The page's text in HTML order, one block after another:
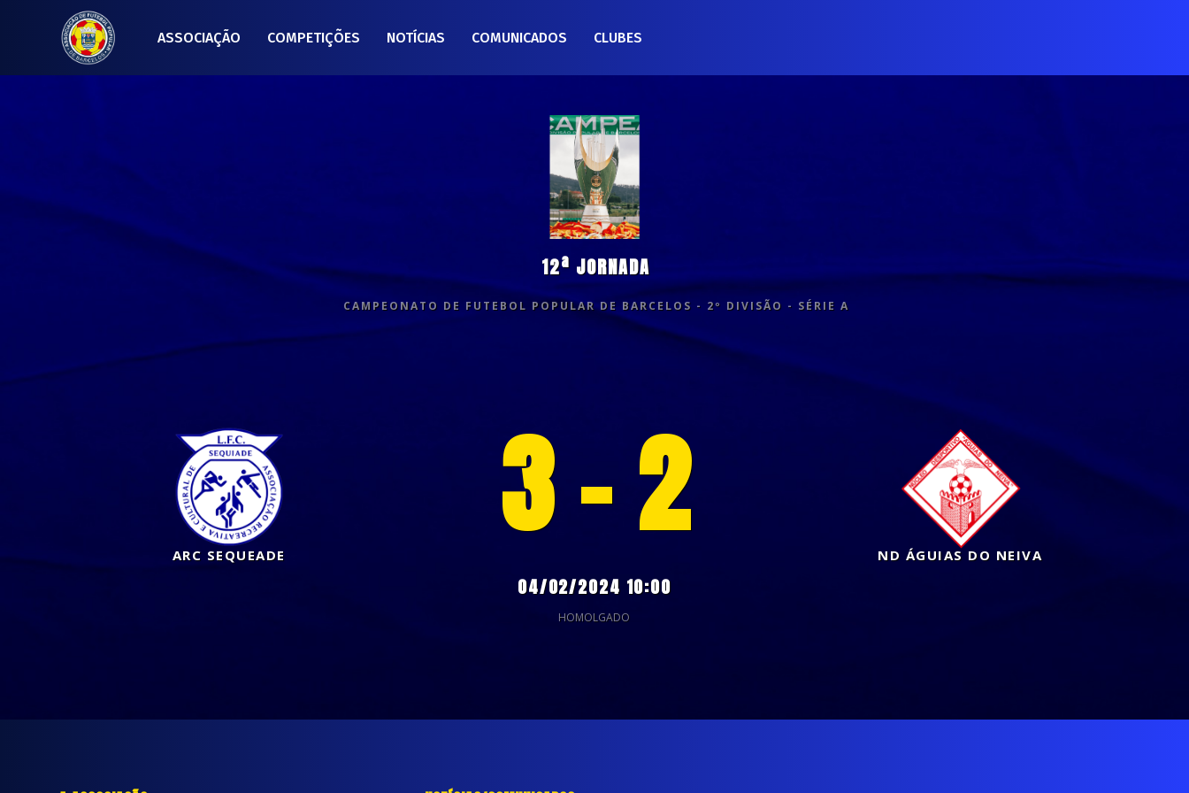
ASSOCIAÇÃO COMPETIÇÕES NOTÍCIAS COMUNICADOS CLUBES
12ª JORNADA
CAMPEONATO DE FUTEBOL POPULAR DE BARCELOS - 2º DIVISÃO - SÉRIE A
ARC SEQUEADE 3 - 2
04/02/2024 10:00
HOMOLGADO
ND ÁGUIAS DO NEIVA